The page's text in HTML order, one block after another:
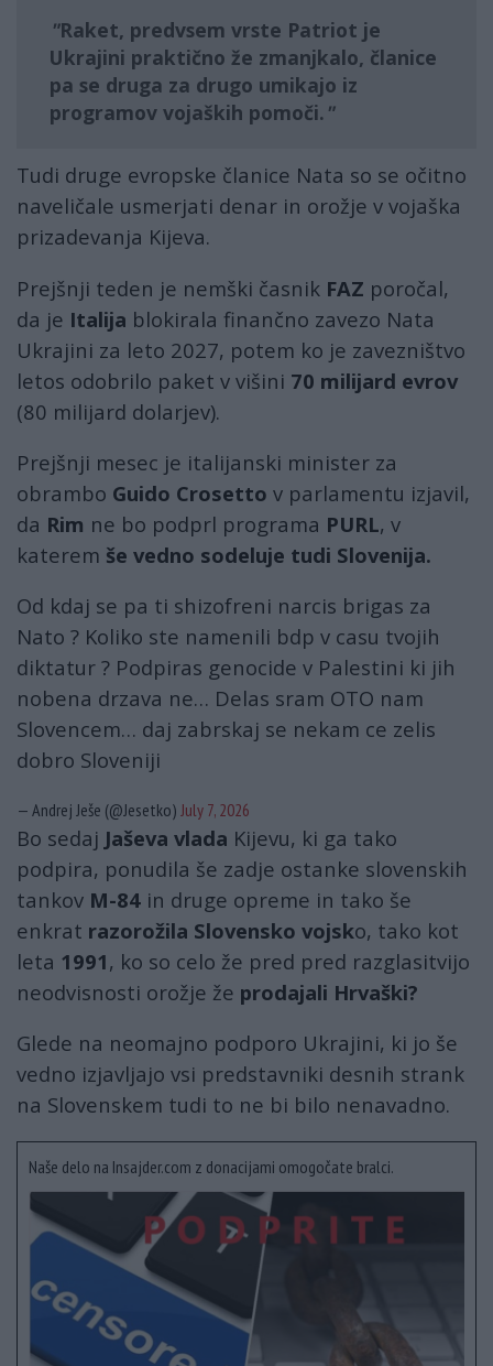
Raket, predvsem vrste Patriot je
Ukrajini praktično že zmanjkalo, članice
pa se druga za drugo umikajo iz
programov vojaških pomoči.
Tudi druge evropske članice Nata so se očitno
naveličale usmerjati denar in orožje v vojaška
prizadevanja Kijeva.
Prejšnji teden je nemški časnik FAZ poročal,
da je Italija blokirala finančno zavezo Nata
Ukrajini za leto 2027, potem ko je zavezništvo
letos odobrilo paket v višini 70 milijard evrov
(80 milijard dolarjev).
Prejšnji mesec je italijanski minister za
obrambo Guido Crosetto v parlamentu izjavil,
da Rim ne bo podprl programa PURL, v
katerem še vedno sodeluje tudi Slovenija.
Od kdaj se pa ti shizofreni narcis brigas za
Nato ? Koliko ste namenili bdp v casu tvojih
diktatur ? Podpiras genocide v Palestini ki jih
nobena drzava ne… Delas sram OTO nam
Slovencem… daj zabrskaj se nekam ce zelis
dobro Sloveniji
— Andrej Ješe (@Jesetko) July 7, 2026
Bo sedaj Jaševa vlada Kijevu, ki ga tako
podpira, ponudila še zadje ostanke slovenskih
tankov M-84 in druge opreme in tako še
enkrat razorožila Slovensko vojsko, tako kot
leta 1991, ko so celo že pred pred razglasitvijo
neodvisnosti orožje že prodajali Hrvaški?
Glede na neomajno podporo Ukrajini, ki jo še
vedno izjavljajo vsi predstavniki desnih strank
na Slovenskem tudi to ne bi bilo nenavadno.
Naše delo na Insajder.com z donacijami omogočate bralci.